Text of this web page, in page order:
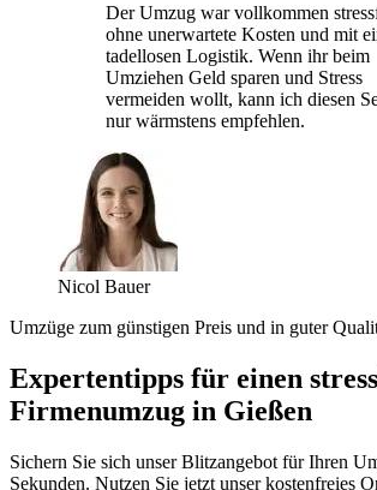
Der Umzug war vollkommen
ohne unerwartete Kosten und mit
tadellosen Logistik. Wenn ihr beim
Umziehen Geld sparen und Stress
vermeiden wollt, kann ich diesen
nur wärmstens empfehlen.
Nicol Bauer
Umzüge zum günstigen Preis und in guter
Expertentipps für einen
Firmenumzug in Gießen
Sichern Sie sich unser Blitzangebot für Ihren
Sekunden. Nutzen Sie jetzt unser kostenfreies